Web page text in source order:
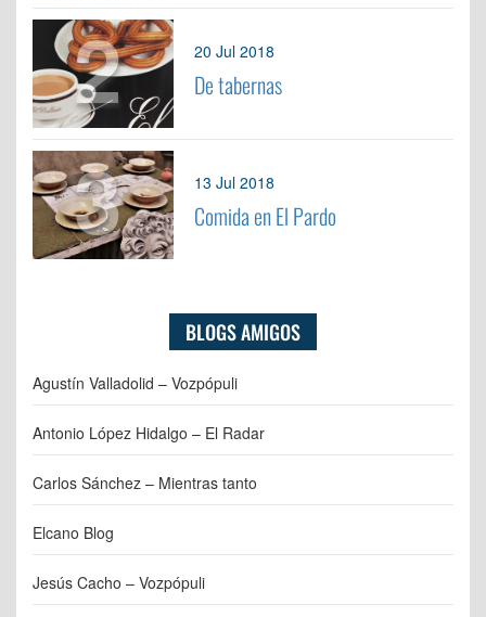
2 20 Jul 2018
De tabernas
3 13 Jul 2018
Comida en El Pardo
BLOGS AMIGOS
Agustín Valladolid – Vozpópuli
Antonio López Hidalgo – El Radar
Carlos Sánchez – Mientras tanto
Elcano Blog
Jesús Cacho – Vozpópuli